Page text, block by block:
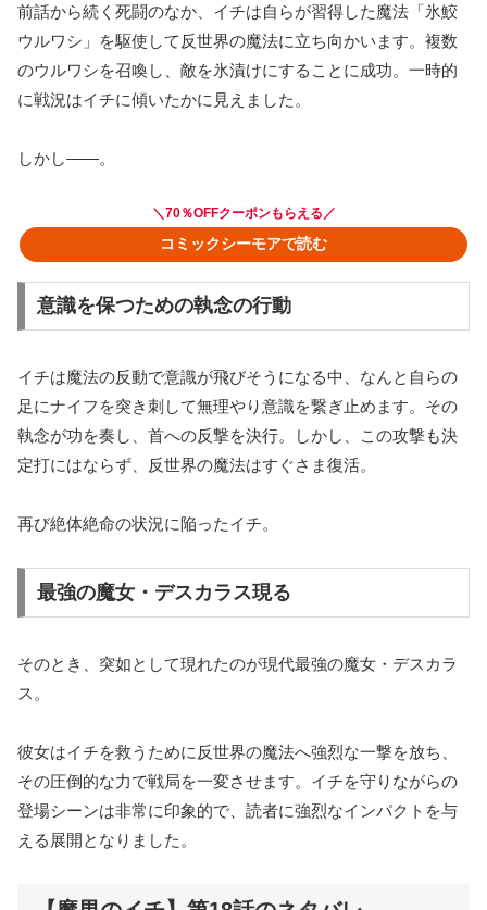
前話から続く死闘のなか、イチは自らが習得した魔法「氷鮫
ウルワシ」を駆使して反世界の魔法に立ち向かいます。複数
のウルワシを召喚し、敵を氷漬けにすることに成功。一時的
に戦況はイチに傾いたかに見えました。
しかし――。
＼70％OFFクーポンもらえる／
コミックシーモアで読む
意識を保つための執念の行動
イチは魔法の反動で意識が飛びそうになる中、なんと自らの
足にナイフを突き刺して無理やり意識を繋ぎ止めます。その
執念が功を奏し、首への反撃を決行。しかし、この攻撃も決
定打にはならず、反世界の魔法はすぐさま復活。
再び絶体絶命の状況に陥ったイチ。
最強の魔女・デスカラス現る
そのとき、突如として現れたのが現代最強の魔女・デスカラ
ス。
彼女はイチを救うために反世界の魔法へ強烈な一撃を放ち、
その圧倒的な力で戦局を一変させます。イチを守りながらの
登場シーンは非常に印象的で、読者に強烈なインパクトを与
える展開となりました。